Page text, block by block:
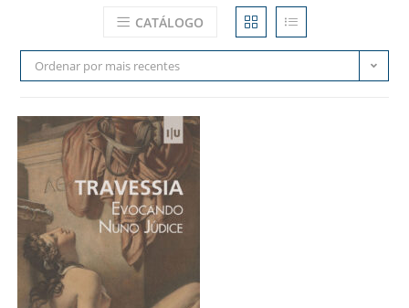
CATÁLOGO
Ordenar por mais recentes